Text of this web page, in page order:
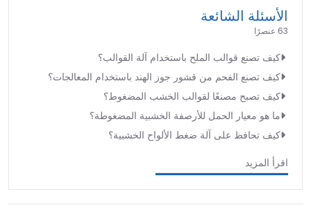
الأسئلة الشائعة
63 عنصرًا
كيف تصنع قوالب الملح باستخدام آلة القوالب؟
كيف تصنع الفحم من قشور جوز الهند باستخدام المعالجات؟
كيف تصبح مصنعًا لقوالب الخشب المضغوط؟
ما هو معيار الحمل للأرصفة الخشبية المضغوطة؟
كيف تحافظ على آلة ضغط الألواح الخشبية؟
اقرأ المزيد